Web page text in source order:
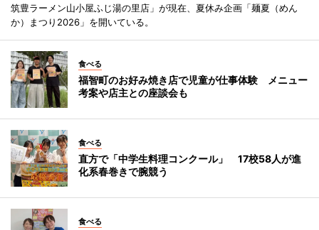
筑豊ラーメン山小屋ふじ湯の里店」が現在、夏休み企画「麺夏（めん
か）まつり2026」を開いている。
食べる
福智町のお好み焼き店で児童が仕事体験 メニュー
考案や店主との座談会も
食べる
直方で「中学生料理コンクール」 17校58人が進
化系春巻きで腕競う
食べる